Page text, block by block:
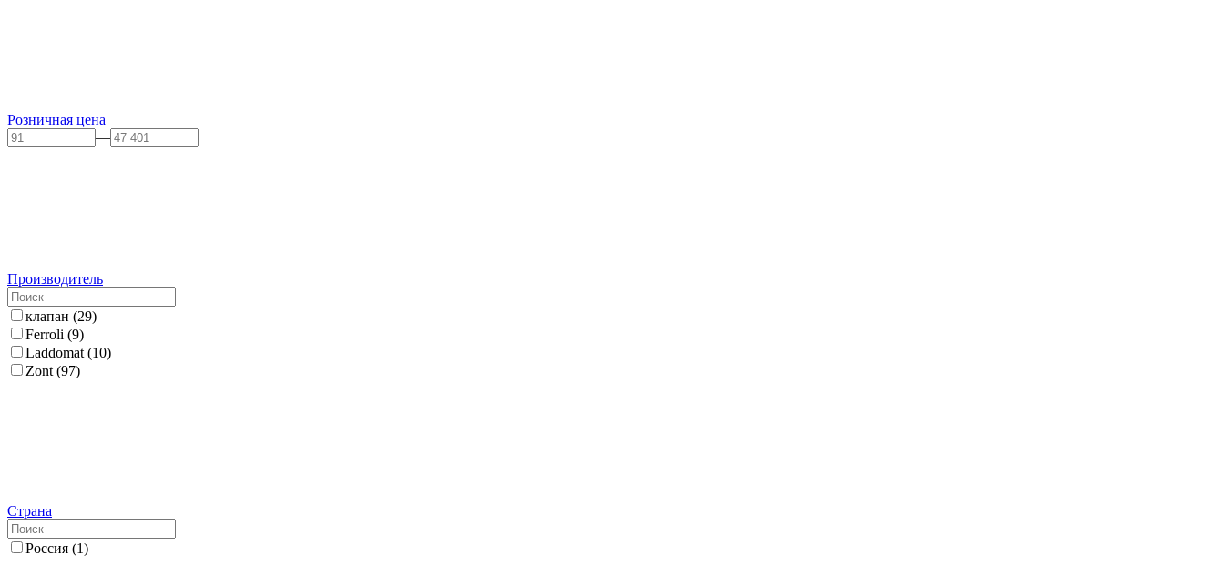
Розничная цена
—
Производитель
клапан (29)
Ferroli (9)
Laddomat (10)
Zont (97)
Страна
Россия (1)